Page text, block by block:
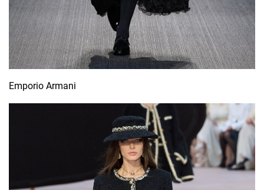
Emporio Armani